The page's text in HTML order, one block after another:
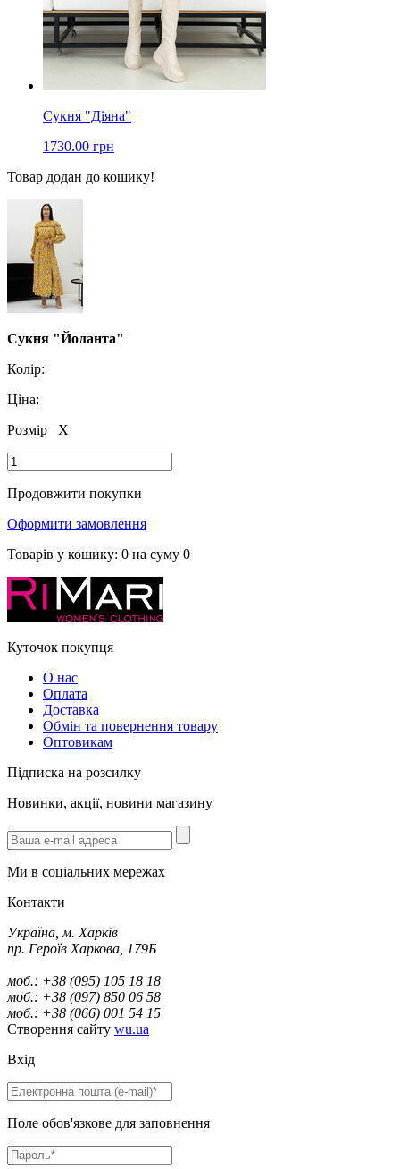
Сукня "Діяна"
1730.00 грн
Товар додан до кошику!
Сукня "Йоланта"
Колір:
Ціна:
Розмір
X
Продовжити покупки
Оформити замовлення
Товарів у кошику: 0 на суму 0
Куточок покупця
О нас
Оплата
Доставка
Обмін та повернення товару
Оптовикам
Підписка на розсилку
Новинки, акції, новини магазину
Ми в соціальних мережах
Контакти
Україна, м. Харків
пр. Героїв Харкова, 179Б
моб.: +38 (095) 105 18 18
моб.: +38 (097) 850 06 58
моб.: +38 (066) 001 54 15
Створення сайту wu.ua
Вхід
Поле обов'язкове для заповнення